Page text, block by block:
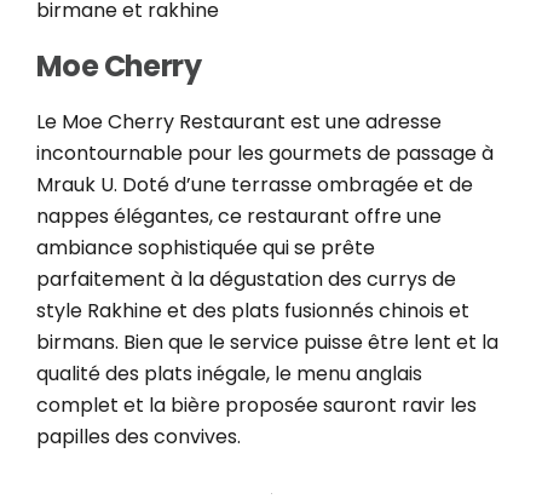
birmane et rakhine
Moe Cherry
Le Moe Cherry Restaurant est une adresse
incontournable pour les gourmets de passage à
Mrauk U. Doté d’une terrasse ombragée et de
nappes élégantes, ce restaurant offre une
ambiance sophistiquée qui se prête
parfaitement à la dégustation des currys de
style Rakhine et des plats fusionnés chinois et
birmans. Bien que le service puisse être lent et la
qualité des plats inégale, le menu anglais
complet et la bière proposée sauront ravir les
papilles des convives.